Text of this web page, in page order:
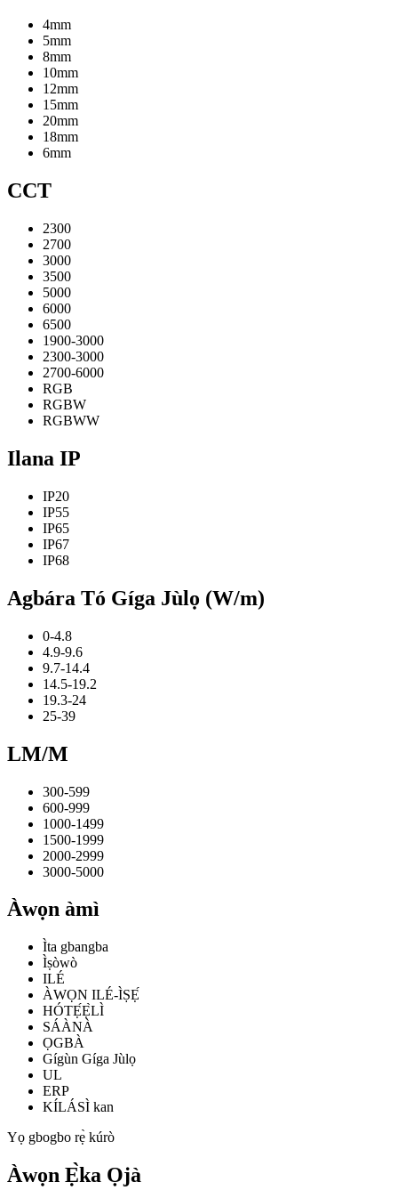
4mm
5mm
8mm
10mm
12mm
15mm
20mm
18mm
6mm
CCT
2300
2700
3000
3500
5000
6000
6500
1900-3000
2300-3000
2700-6000
RGB
RGBW
RGBWW
Ilana IP
IP20
IP55
IP65
IP67
IP68
Agbára Tó Gíga Jùlọ (W/m)
0-4.8
4.9-9.6
9.7-14.4
14.5-19.2
19.3-24
25-39
LM/M
300-599
600-999
1000-1499
1500-1999
2000-2999
3000-5000
Àwọn àmì
Ìta gbangba
Ìṣòwò
ILÉ
ÀWỌN ILÉ-ÌṢẸ́
HÓTẸ́Ẹ̀LÌ
SÁÀNÀ
ỌGBÀ
Gígùn Gíga Jùlọ
UL
ERP
KÍLÁSÌ kan
Yọ gbogbo rẹ̀ kúrò
Àwọn Ẹ̀ka Ọjà